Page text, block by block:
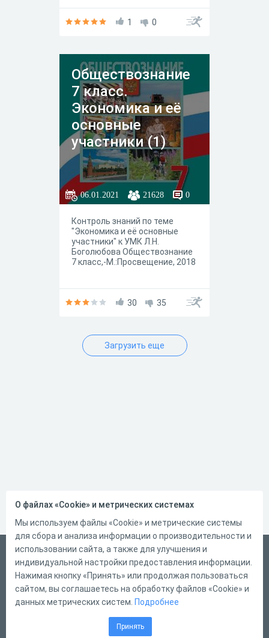
1 0
Обществознание
7 класс.
Экономика и её
основные
участники (1)
06.01.2021 21628 0
Контроль знаний по теме
"Экономика и её основные
участники" к УМК Л.Н.
Боголюбова Обществознание
7 класс,-М.:Просвещение, 2018
30 35
Загрузить еще
Русский
Справка
Форма обратной связи
О файлах «Cookie» и метрических системах
Мы используем файлы «Cookie» и метрические системы
для сбора и анализа информации о производительности и
использовании сайта, а также для улучшения и
индивидуальной настройки предоставления информации.
Нажимая кнопку «Принять» или продолжая пользоваться
сайтом, вы соглашаетесь на обработку файлов «Cookie» и
данных метрических систем. Подробнее
Принять